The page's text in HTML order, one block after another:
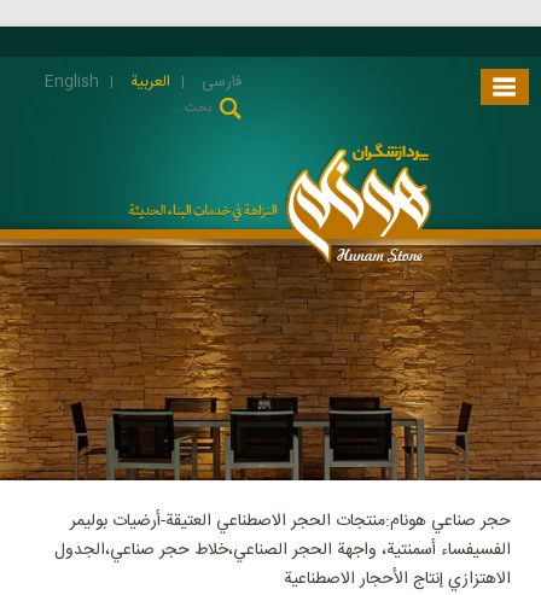
فارسی العربية English
حجر صناعي هونام:منتجات الحجر الاصطناعي العتيقة-أرضيات بوليمر
الفسيفساء أسمنتية، واجهة الحجر الصناعي،خلاط حجر صناعي،الجدول
الاهتزازي إنتاج الأحجار الاصطناعية